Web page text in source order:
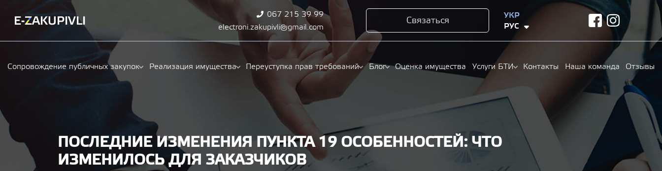
067 215 39 99
electroni.zakupivli@gmail.com
Связаться
УКР
РУС
facebookinstagram
Сопровождение публичных закупок Реализация имущества Переуступка прав требований Блог Оценка имущества Услуги БТИ Контакты Наша команда Отзывы
ПОСЛЕДНИЕ ИЗМЕНЕНИЯ ПУНКТА 19 ОСОБЕННОСТЕЙ: ЧТО
ИЗМЕНИЛОСЬ ДЛЯ ЗАКАЗЧИКОВ